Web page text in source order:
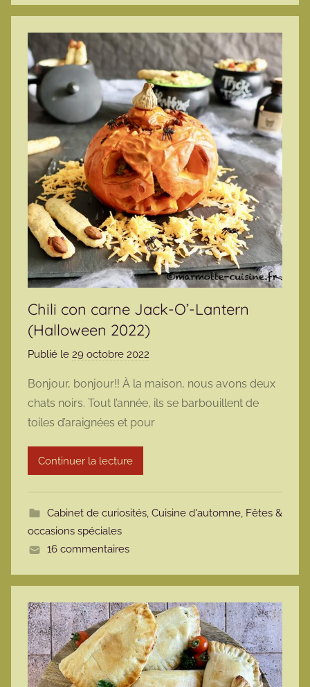
Chili con carne Jack-O’-Lantern
(Halloween 2022)
Publié le 29 octobre 2022
r
m
a
t
Bonjour, bonjour!! À la maison, nous avons deux
chats noirs. Tout l’année, ils se barbouillent de
toiles d’araignées et pour
Continuer la lecture
Cabinet de curiosités, Cuisine d'automne, Fêtes &
occasions spéciales
16 commentaires